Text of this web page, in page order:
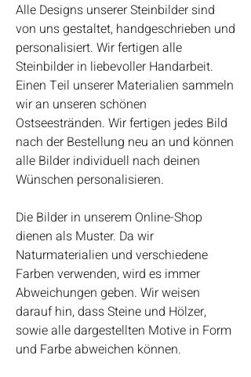
Alle Designs unserer Steinbilder sind
von uns gestaltet, handgeschrieben und
personalisiert. Wir fertigen alle
Steinbilder in liebevoller Handarbeit.
Einen Teil unserer Materialien sammeln
wir an unseren schönen
Ostseestränden. Wir fertigen jedes Bild
nach der Bestellung neu an und können
alle Bilder individuell nach deinen
Wünschen personalisieren.
Die Bilder in unserem Online-Shop
dienen als Muster. Da wir
Naturmaterialien und verschiedene
Farben verwenden, wird es immer
Abweichungen geben. Wir weisen
darauf hin, dass Steine und Hölzer,
sowie alle dargestellten Motive in Form
und Farbe abweichen können.